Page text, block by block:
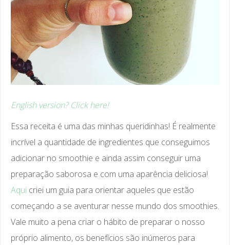
English version? Click here!
Essa receita é uma das minhas queridinhas! É realmente
incrível a quantidade de ingredientes que conseguimos
adicionar no smoothie e ainda assim conseguir uma
preparação saborosa e com uma aparência deliciosa!
Aqui criei um guia para orientar aqueles que estão
começando a se aventurar nesse mundo dos smoothies.
Vale muito a pena criar o hábito de preparar o nosso
próprio alimento, os benefícios são inúmeros para